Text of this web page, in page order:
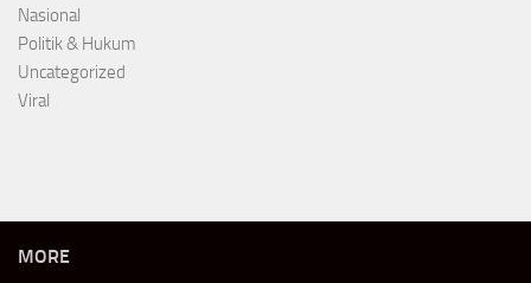
Nasional
Politik & Hukum
Uncategorized
Viral
MORE